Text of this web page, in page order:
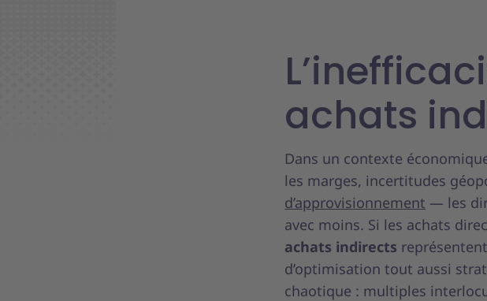
achats
Dans un contexte
les marges, incertitudes
d’approvisionnement — les
avec moins. Si les achats
achats indirects
d’optimisation tout aussi
chaotique : multiples